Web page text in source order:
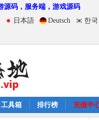
源码，服务端，游戏源码
日本語 Deutsch 한
工具箱 排行榜 充值中